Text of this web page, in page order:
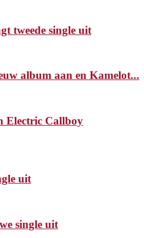
tweede single uit
album aan en Kamelot...
Electric Callboy
uit
single uit